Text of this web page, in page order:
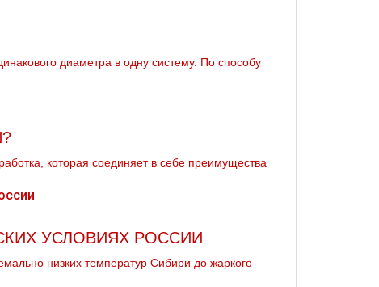
диаметра в одну систему. По способу
которая соединяет в себе преимущества
УСЛОВИЯХ РОССИИ
низких температур Сибири до жаркого